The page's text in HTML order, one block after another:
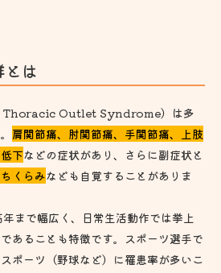
は
Thoracic Outlet Syndrome）は多
肩関節痛、肘関節痛、手関節痛、上肢
下などの症状があり、さらに副症状と
くらみなども自覚することがありま
まで幅広く、日常生活動作では挙上
あることも特徴です。スポーツ選手で
ポーツ（野球など）に罹患率が多いこ